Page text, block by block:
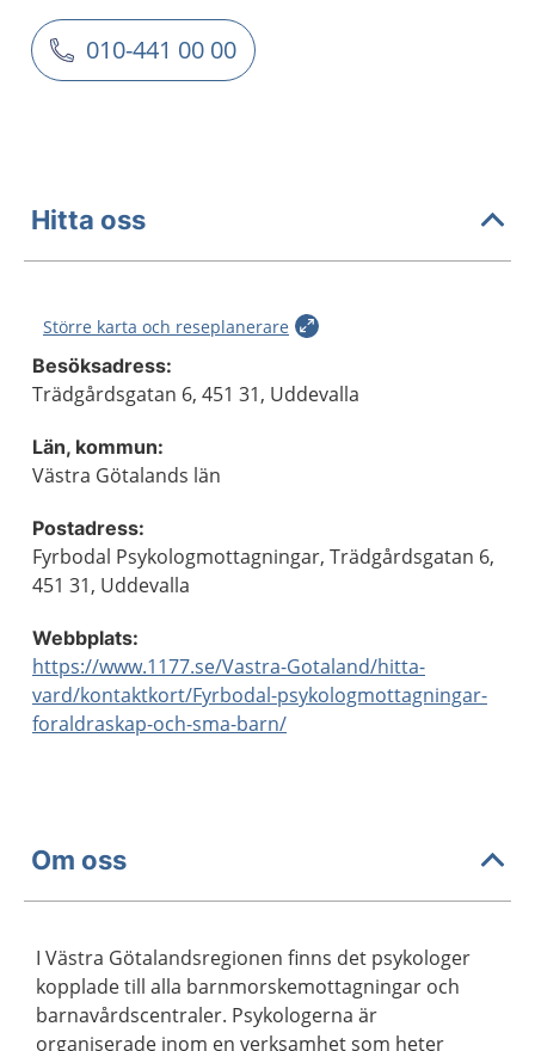
010-441 00 00
Hitta oss
Större karta och reseplanerare
Besöksadress:
Trädgårdsgatan 6, 451 31, Uddevalla
Län, kommun:
Västra Götalands län
Postadress:
Fyrbodal Psykologmottagningar, Trädgårdsgatan 6,
451 31, Uddevalla
Webbplats:
https://www.1177.se/Vastra-Gotaland/hitta-
vard/kontaktkort/Fyrbodal-psykologmottagningar-
foraldraskap-och-sma-barn/
Om oss
I Västra Götalandsregionen finns det psykologer
kopplade till alla barnmorskemottagningar och
barnavårdscentraler. Psykologerna är
organiserade inom en verksamhet som heter